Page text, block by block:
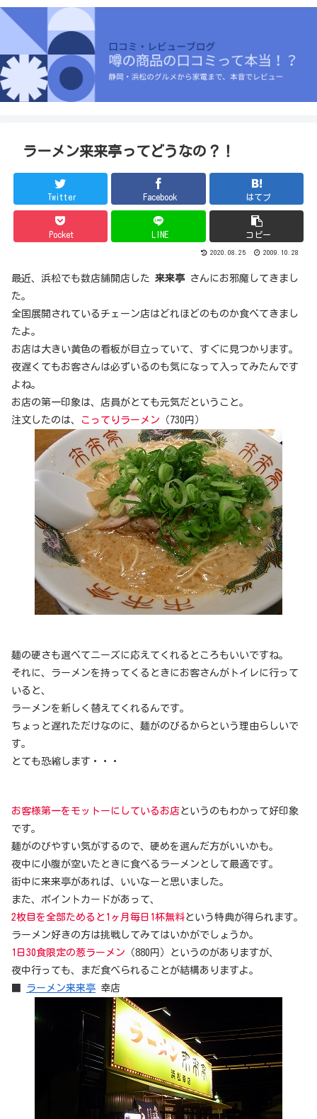
ラーメン来来亭ってどうなの？！
Twitter Facebook はてブ
Pocket LINE コピー
2020.08.25 2009.10.28
最近、浜松でも数店舗開店した 来来亭さんにお邪魔してきまし
た。
全国展開されているチェーン店はどれほどのものか食べてきまし
たよ。
お店は大きい黄色の看板が目立っていて、すぐに見つかります。
夜遅くてもお客さんは必ずいるのも気になって入ってみたんです
よね。
お店の第一印象は、店員がとても元気だということ。
注文したのは、
こってりラーメン （730円）
麺の硬さも選べてニーズに応えてくれるところもいいですね。
それに、ラーメンを持ってくるときにお客さんがトイレに行って
いると、
ラーメンを新しく替えてくれるんです。
ちょっと遅れただけなのに、麺がのびるからという理由らしいで
す。
とても恐縮します・・・
お客様第一をモットーにしているお店というのもわかって好印象
です。
麺がのびやすい気がするので、硬めを選んだ方がいいかも。
夜中に小腹が空いたときに食べるラーメンとして最適です。
街中に来来亭があれば、いいなーと思いました。
また、ポイントカードがあって、
2枚目を全部ためると1ヶ月毎日1杯無料という特典が得られます。
ラーメン好きの方は挑戦してみてはいかがでしょうか。
1日30食限定の葱ラーメン （880円）というのがありますが、
夜中行っても、まだ食べられることが結構ありますよ。
ラーメン来来亭 幸店